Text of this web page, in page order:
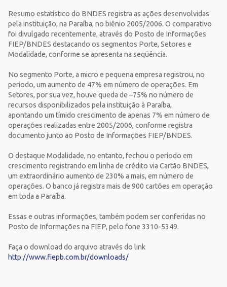
Resumo estatístico do BNDES registra as ações desenvolvidas
pela instituição, na Paraíba, no biênio 2005/2006. O comparativo
foi divulgado recentemente, através do Posto de Informações
FIEP/BNDES destacando os segmentos Porte, Setores e
Modalidade, conforme se apresenta na seqüência.
No segmento Porte, a micro e pequena empresa registrou, no
período, um aumento de 47% em número de operações. Em
Setores, por sua vez, houve queda de –75% no número de
recursos disponibilizados pela instituição à Paraíba,
apontando um tímido crescimento de apenas 7% em número de
operações realizadas entre 2005/2006, conforme registra
documento junto ao Posto de Informações FIEP/BNDES.
O destaque Modalidade, no entanto, fechou o período em
crescimento registrando em linha de crédito via Cartão BNDES,
um extraordinário aumento de 230% a mais, em número de
operações. O banco já registra mais de 900 cartões em operação
em toda a Paraíba.
Essas e outras informações, também podem ser conferidas no
Posto de Informações na FIEP, pelo fone 3310-5349.
Faça o download do arquivo através do link
http://www.fiepb.com.br/downloads/